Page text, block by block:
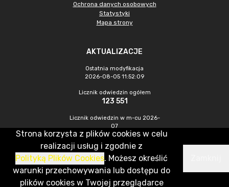
Ochrona danych osobowych
Statystyki
Mapa strony
AKTUALIZACJE
Ostatnia modyfikacja
2026-08-05 11:52:09
Licznik odwiedzin ogółem
123 551
Licznik odwiedzin w m-cu 2026-
07
211
CMS & Hosting: Nefeni Sp. z o.o.
Strona korzysta z plików cookies w celu
realizacji usług i zgodnie z
Polityką Plików Cookies. Możesz określić
warunki przechowywania lub dostępu do
plików cookies w Twojej przeglądarce